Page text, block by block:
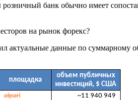
банк обычно имеет
на рынок форекс?
актуальные данные по
площадка
объем публичных
инвестиций, $ США
alpari
~11 940 949